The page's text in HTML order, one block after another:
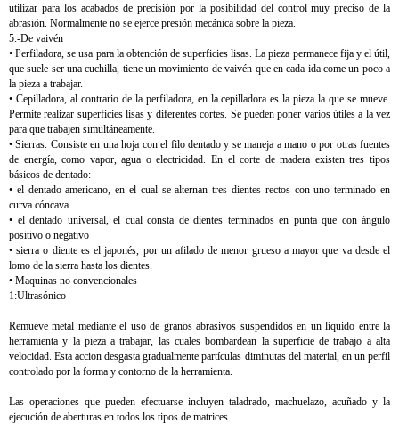
utilizar para los acabados de precisión por la posibilidad del control muy preciso de la
abrasión. Normalmente no se ejerce presión mecánica sobre la pieza.
5.-De vaivén
• Perfiladora, se usa para la obtención de superficies lisas. La pieza permanece fija y el útil,
que suele ser una cuchilla, tiene un movimiento de vaivén que en cada ida come un poco a
la pieza a trabajar.
• Cepilladora, al contrario de la perfiladora, en la cepilladora es la pieza la que se mueve.
Permite realizar superficies lisas y diferentes cortes. Se pueden poner varios útiles a la vez
para que trabajen simultáneamente.
• Sierras. Consiste en una hoja con el filo dentado y se maneja a mano o por otras fuentes
de energía, como vapor, agua o electricidad. En el corte de madera existen tres tipos
básicos de dentado:
• el dentado americano, en el cual se alternan tres dientes rectos con uno terminado en
curva cóncava
• el dentado universal, el cual consta de dientes terminados en punta que con ángulo
positivo o negativo
• sierra o diente es el japonés, por un afilado de menor grueso a mayor que va desde el
lomo de la sierra hasta los dientes.
• Maquinas no convencionales
1:Ultrasónico
Remueve metal mediante el uso de granos abrasivos suspendidos en un líquido entre la
herramienta y la pieza a trabajar, las cuales bombardean la superficie de trabajo a alta
velocidad. Esta accion desgasta gradualmente partículas diminutas del material, en un perfil
controlado por la forma y contorno de la herramienta.
Las operaciones que pueden efectuarse incluyen taladrado, machuelazo, acuñado y la
ejecución de aberturas en todos los tipos de matrices